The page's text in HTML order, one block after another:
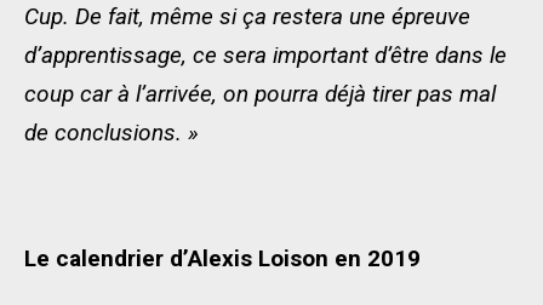
Cup. De fait, même si ça restera une épreuve
d’apprentissage, ce sera important d’être dans le
coup car à l’arrivée, on pourra déjà tirer pas mal
de conclusions. »
Le calendrier d’Alexis Loison en 2019